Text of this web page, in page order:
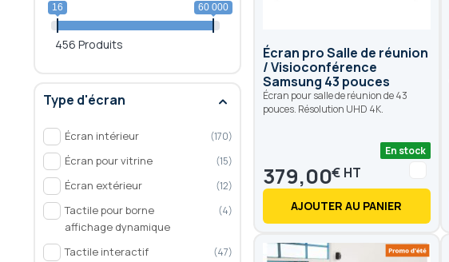
Écran pro Salle de réunion
/ Visioconférence
Samsung 43 pouces
Écran pour salle de réunion de 43
pouces. Résolution UHD 4K.
En stock
379,00€
AJOUTER AU PANIER
16 60 000
456 Produits
Type d'écran
Écran intérieur 170
Écran pour vitrine 15
Écran extérieur 12
Tactile pour borne
affichage dynamique
4
Tactile interactif 47